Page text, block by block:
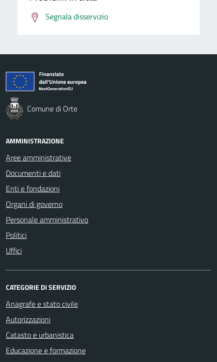
Segnala disservizio
Comune di Orte
AMMINISTRAZIONE
Aree amministrative
Documenti e dati
Enti e fondazioni
Organi di governo
Personale amministrativo
Politici
Uffici
CATEGORIE DI SERVIZIO
Anagrafe e stato civile
Autorizzazioni
Catasto e urbanistica
Educazione e formazione